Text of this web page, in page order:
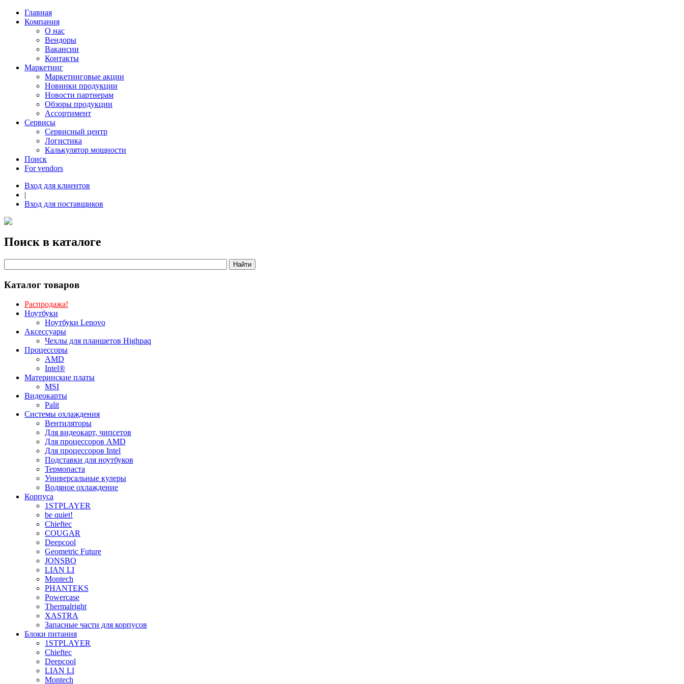
Главная
Компания
О нас
Вендоры
Вакансии
Контакты
Маркетинг
Маркетинговые акции
Новинки продукции
Новости партнерам
Обзоры продукции
Ассортимент
Сервисы
Сервисный центр
Логистика
Калькулятор мощности
Поиск
For vendors
Вход для клиентов
|
Вход для поставщиков
Поиск в каталоге
Каталог товаров
Распродажа!
Ноутбуки
Ноутбуки Lenovo
Аксессуары
Чехлы для планшетов Highpaq
Процессоры
AMD
Intel®
Материнские платы
MSI
Видеокарты
Palit
Системы охлаждения
Вентиляторы
Для видеокарт, чипсетов
Для процессоров AMD
Для процессоров Intel
Подставки для ноутбуков
Термопаста
Универсальные кулеры
Водяное охлаждение
Корпуса
1STPLAYER
be quiet!
Chieftec
COUGAR
Deepcool
Geometric Future
JONSBO
LIAN LI
Montech
PHANTEKS
Powercase
Thermalright
XASTRA
Запасные части для корпусов
Блоки питания
1STPLAYER
Chieftec
Deepcool
LIAN LI
Montech